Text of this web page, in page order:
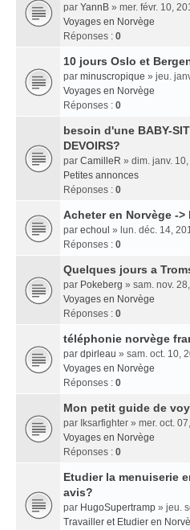
par YannB » mer. févr. 10,
Voyages en Norvège
Réponses : 0
10 jours Oslo et
par minuscropique » jeu.
Voyages en Norvège
Réponses : 0
besoin d'une BABY-
DEVOIRS?
par CamilleR » dim. janv.
Petites annonces
Réponses : 0
Acheter en Norvège -
par echoul » lun. déc. 14,
Réponses : 0
Quelques jours a
par Pokeberg » sam. nov.
Voyages en Norvège
Réponses : 0
téléphonie norvège
par dpirleau » sam. oct. 10,
Voyages en Norvège
Réponses : 0
Mon petit guide de
par Iksarfighter » mer. oct.
Voyages en Norvège
Réponses : 0
Etudier la menuiserie
avis?
par HugoSupertramp » jeu.
Travailler et Etudier en